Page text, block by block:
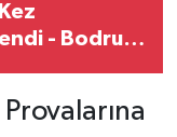
- Bodrum